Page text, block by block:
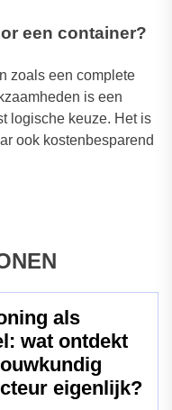
een container?
zoals een complete
is een
logische keuze. Het is
ook kostenbesparend
als
wat ontdekt
eigenlijk?